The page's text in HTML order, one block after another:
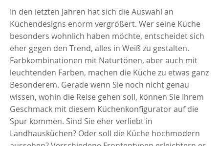
In den letzten Jahren hat sich die Auswahl an
Küchendesigns enorm vergrößert. Wer seine Küche
besonders wohnlich haben möchte, entscheidet sich
eher gegen den Trend, alles in Weiß zu gestalten.
Farbkombinationen mit Naturtönen, aber auch mit
leuchtenden Farben, machen die Küche zu etwas ganz
Besonderem. Gerade wenn Sie noch nicht genau
wissen, wohin die Reise gehen soll, können Sie Ihrem
Geschmack mit diesem Küchenkonfigurator auf die
Spur kommen. Sind Sie eher verliebt in
Landhausküchen? Oder soll die Küche hochmodern